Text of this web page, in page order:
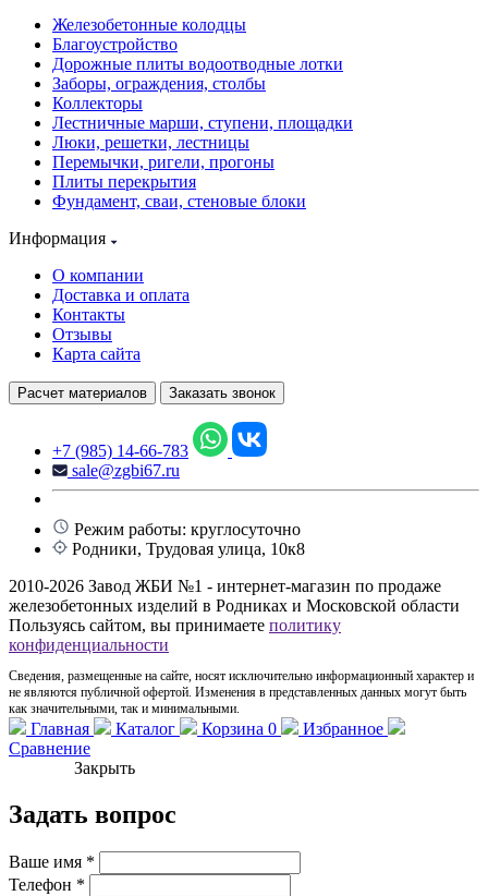
Железобетонные колодцы
Благоустройство
Дорожные плиты водоотводные лотки
Заборы, ограждения, столбы
Коллекторы
Лестничные марши, ступени, площадки
Люки, решетки, лестницы
Перемычки, ригели, прогоны
Плиты перекрытия
Фундамент, сваи, стеновые блоки
Информация
О компании
Доставка и оплата
Контакты
Отзывы
Карта сайта
Расчет материалов Заказать звонок
+7 (985) 14-66-783
sale@zgbi67.ru
Режим работы: круглосуточно
Родники, Трудовая улица, 10к8
2010-2026 Завод ЖБИ №1 - интернет-магазин по продаже
железобетонных изделий в Родниках и Московской области
Пользуясь сайтом, вы принимаете политику
конфиденциальности
Сведения, размещенные на сайте, носят исключительно информационный характер и
не являются публичной офертой. Изменения в представленных данных могут быть
как значительными, так и минимальными.
Главная Каталог Корзина 0
Избранное
Сравнение
Закрыть
Задать вопрос
Ваше имя *
Телефон *